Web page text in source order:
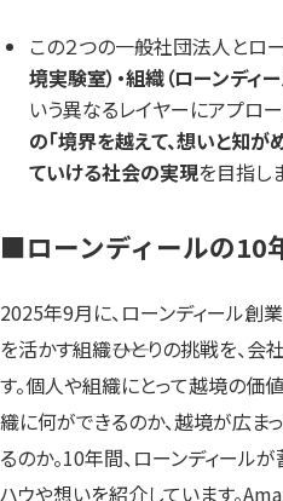
この２つの一般社団法人とロ
境実験室）・組織（ローンディ
いう異なるレイヤーにアプロー
の「境界を越えて、想いと知が
ていける社会の実現を目指し
■ローンディールの10
2025年9月に、ローンディール創
を活かす組織――ひとりの挑戦を、
す。個人や組織にとって越境の価
織に何ができるのか、越境が広
るのか。10年間、ローンディール
ハウや想いを紹介しています。